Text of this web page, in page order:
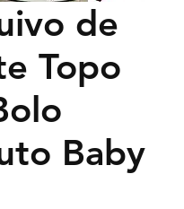
de
Topo
Baby